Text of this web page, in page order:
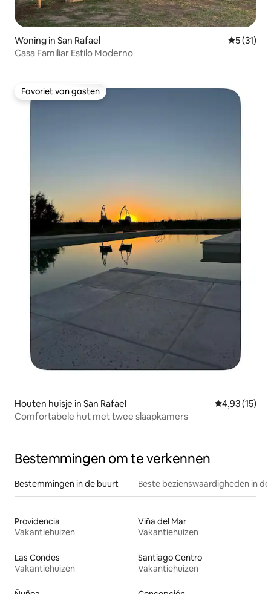
Woning in San Rafael
5 (31)
Casa Familiar Estilo Moderno
Favoriet van gasten
Favoriet van gasten
Houten huisje in San Rafael Gemiddelde
4,93 (15)
Comfortabele hut met twee slaapkamers
Bestemmingen om te verkennen
Bestemmingen in de buurt Beste bezienswaardigheden in
Providencia
Vakantiehuizen
Viña del Mar
Vakantiehuizen
Las Condes
Vakantiehuizen
Santiago Centro
Vakantiehuizen